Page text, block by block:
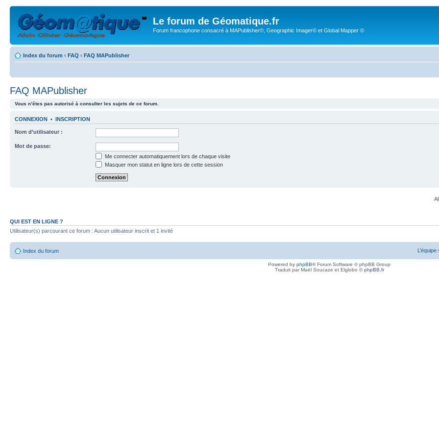
Le forum de Géomatique.fr
Forum francophone consacré à MAPublisher©, Geographic Imager© et Global Mapper ©
Index du forum ‹ FAQ ‹ FAQ MAPublisher
FAQ MAPublisher
Vous n’êtes pas autorisé à consulter les sujets de ce forum.
CONNEXION • INSCRIPTION
Nom d’utilisateur :
Mot de passe:
Me connecter automatiquement lors de chaque visite
Masquer mon statut en ligne lors de cette session
QUI EST EN LIGNE ?
Utilisateur(s) parcourant ce forum : Aucun utilisateur inscrit et 1 invité
Index du forum L’équipe
Powered by phpBB® Forum Software © phpBB Group
Traduit par Maël Soucaze et Elglobo ©phpBB.fr